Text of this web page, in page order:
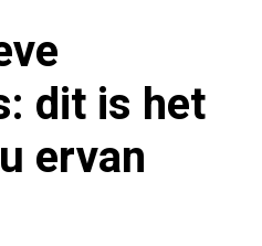
dit is het
ervan